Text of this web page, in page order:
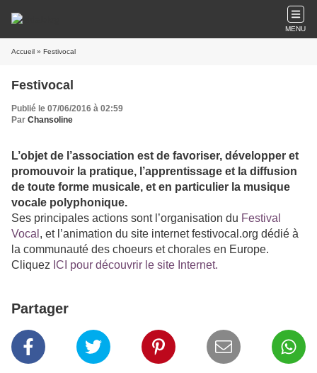
MENU
Accueil » Festivocal
Festivocal
Publié le 07/06/2016 à 02:59
Par Chansoline
L’objet de l’association est de favoriser, développer et
promouvoir la pratique, l’apprentissage et la diffusion
de toute forme musicale, et en particulier la musique
vocale polyphonique.
Ses principales actions sont l’organisation du Festival
Vocal , et l’animation du site internet festivocal.org dédié à
la communauté des choeurs et chorales en Europe.
Cliquez ICI pour découvrir le site Internet.
Partager